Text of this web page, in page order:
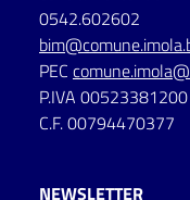
0542.602602
PEC
P.IVA 00523381200
C.F. 00794470377
NEWSLETTER